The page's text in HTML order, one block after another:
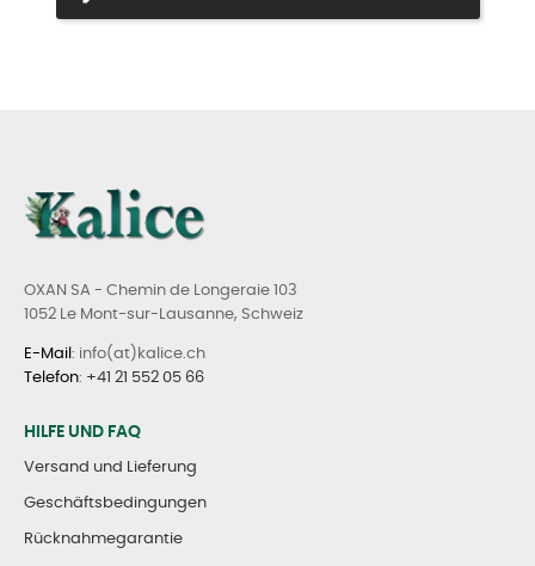
OXAN SA - Chemin de Longeraie 103
1052 Le Mont-sur-Lausanne, Schweiz
E-Mail : info(at)kalice.ch
Telefon: +41 21 552 05 66
HILFE UND FAQ
Versand und Lieferung
Geschäftsbedingungen
Rücknahmegarantie